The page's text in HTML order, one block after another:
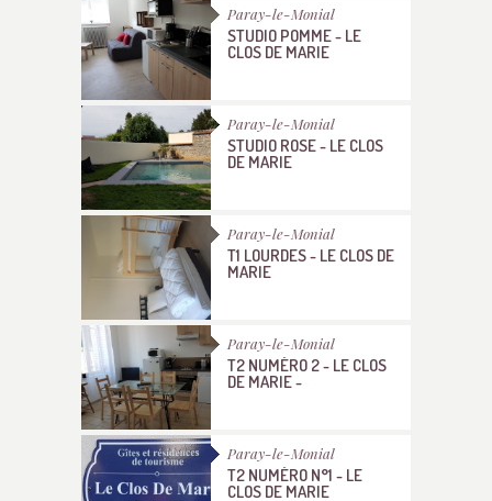
Paray-le-Monial
STUDIO POMME - LE
CLOS DE MARIE
Paray-le-Monial
STUDIO ROSE - LE CLOS
DE MARIE
Paray-le-Monial
T1 LOURDES - LE CLOS DE
MARIE
Paray-le-Monial
T2 NUMÉRO 2 - LE CLOS
DE MARIE -
Paray-le-Monial
T2 NUMÉRO N°1 - LE
CLOS DE MARIE